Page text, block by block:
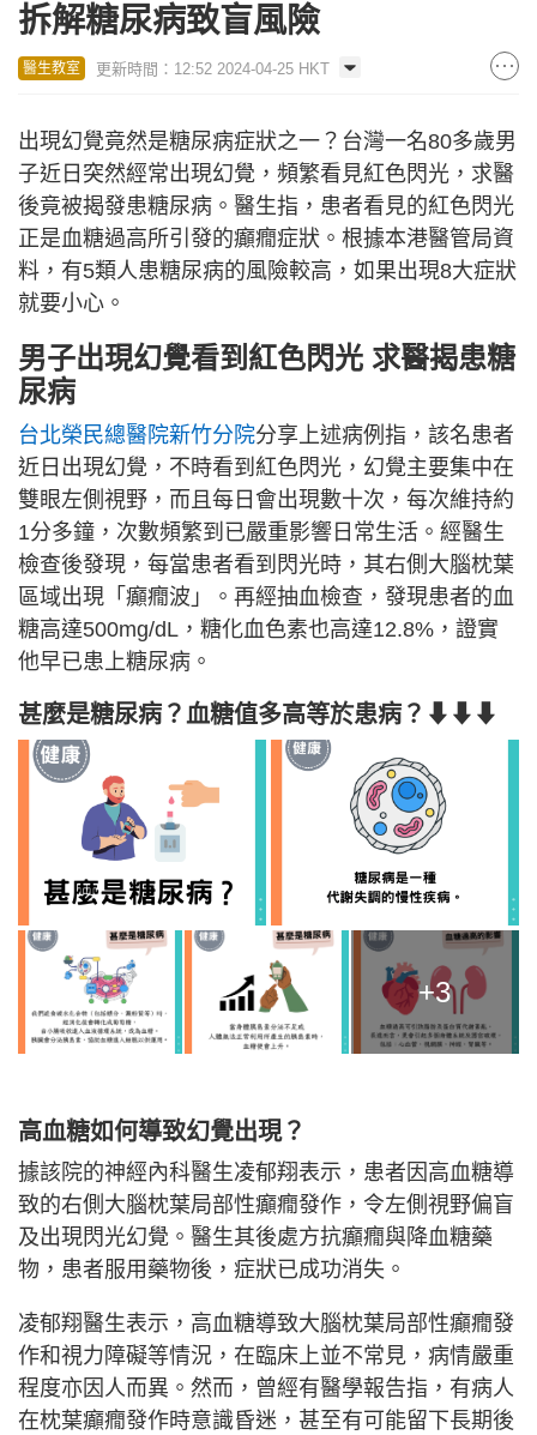
拆解糖尿病致盲風險
醫生教室 更新時間：12:52 2024-04-25 HKT
出現幻覺竟然是糖尿病症狀之一？台灣一名80多歲男
子近日突然經常出現幻覺，頻繁看見紅色閃光，求醫
後竟被揭發患糖尿病。醫生指，患者看見的紅色閃光
正是血糖過高所引發的癲癇症狀。根據本港醫管局資
料，有5類人患糖尿病的風險較高，如果出現8大症狀
就要小心。
男子出現幻覺看到紅色閃光 求醫揭患糖
尿病
台北榮民總醫院新竹分院分享上述病例指，該名患者
近日出現幻覺，不時看到紅色閃光，幻覺主要集中在
雙眼左側視野，而且每日會出現數十次，每次維持約
1分多鐘，次數頻繁到已嚴重影響日常生活。經醫生
檢查後發現，每當患者看到閃光時，其右側大腦枕葉
區域出現「癲癇波」。再經抽血檢查，發現患者的血
糖高達500mg/dL，糖化血色素也高達12.8%，證實
他早已患上糖尿病。
甚麼是糖尿病？血糖值多高等於患病？⬇⬇⬇
+3
高血糖如何導致幻覺出現？
據該院的神經內科醫生凌郁翔表示，患者因高血糖導
致的右側大腦枕葉局部性癲癇發作，令左側視野偏盲
及出現閃光幻覺。醫生其後處方抗癲癇與降血糖藥
物，患者服用藥物後，症狀已成功消失。
凌郁翔醫生表示，高血糖導致大腦枕葉局部性癲癇發
作和視力障礙等情況，在臨床上並不常見，病情嚴重
程度亦因人而異。然而，曾經有醫學報告指，有病人
在枕葉癲癇發作時意識昏迷，甚至有可能留下長期後